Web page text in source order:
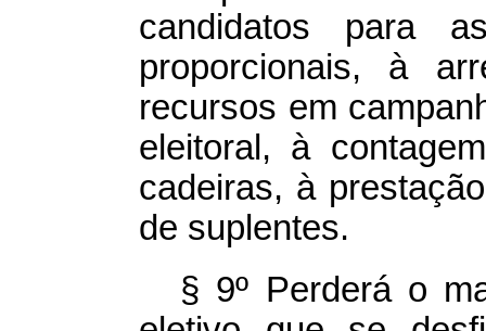
candidatos para
proporcionais, à
recursos em
eleitoral, à
cadeiras, à
de suplentes.
§ 9º Perderá o